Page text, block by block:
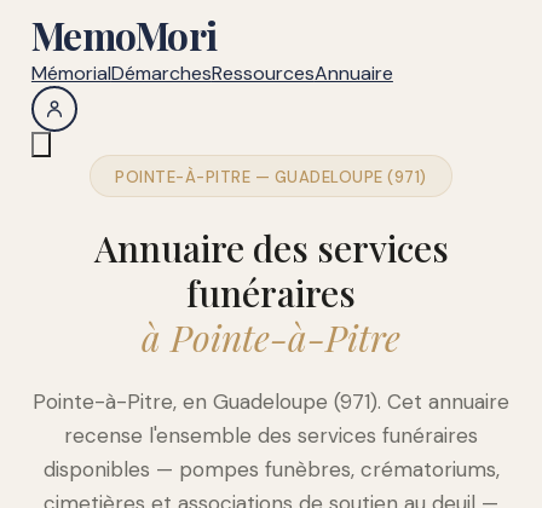
MemoMori
MémorialDémarchesRessourcesAnnuaire
POINTE-À-PITRE — GUADELOUPE (971)
Annuaire des services
funéraires
à Pointe-à-Pitre
Pointe-à-Pitre, en Guadeloupe (971). Cet annuaire
recense l'ensemble des services funéraires
disponibles — pompes funèbres, crématoriums,